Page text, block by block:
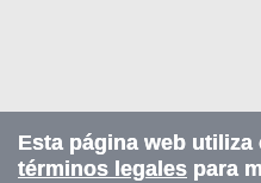
Esta página web utiliza
términos legales para